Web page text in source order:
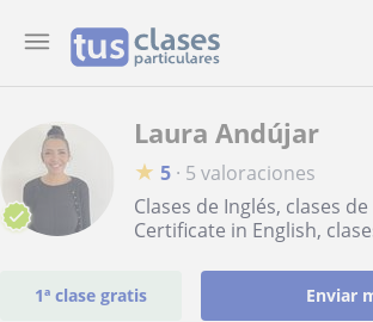
Laura Andújar
★ 5 · 5 valoraciones
Clases de Inglés, clases de
Certificate in English,
1ª clase gratis Enviar